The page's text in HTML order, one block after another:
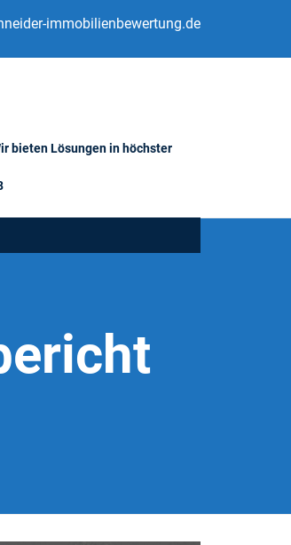
immobilienbewertung.de
bieten Lösungen in höchster